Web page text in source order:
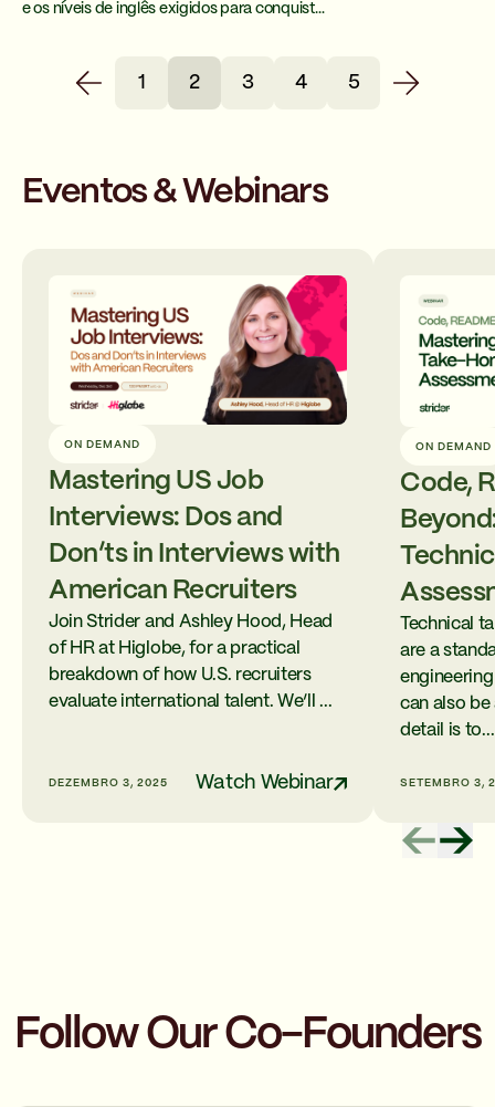
e os níveis de inglês exigidos para conquistar
1 2 3 4 5
Eventos & Webinars
ON DEMAND
Mastering US Job
Interviews: Dos and
Don’ts in Interviews with
American Recruiters
Join Strider and Ashley Hood, Head
of HR at Higlobe, for a practical
breakdown of how U.S. recruiters
evaluate international talent. We’ll ...
DEZEMBRO 3, 2025 Watch Webinar
ON DEMAND
Code,
Technical
are a
can also
detail is to...
SETEMBRO 3,
Follow Our Co-Founders